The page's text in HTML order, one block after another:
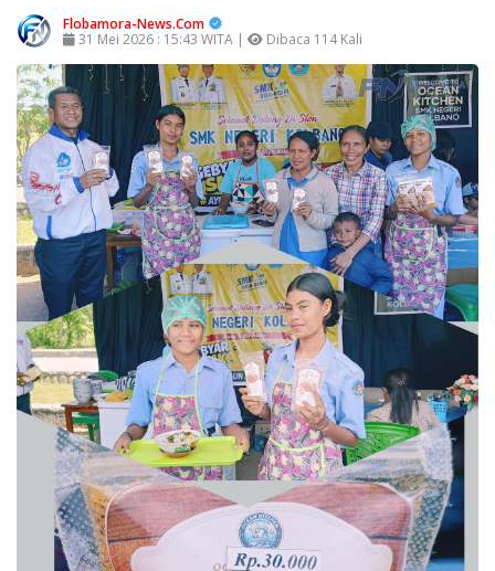
Flobamora-News.Com
31 Mei 2026 : 15:43 WITA |
Dibaca 114 Kali